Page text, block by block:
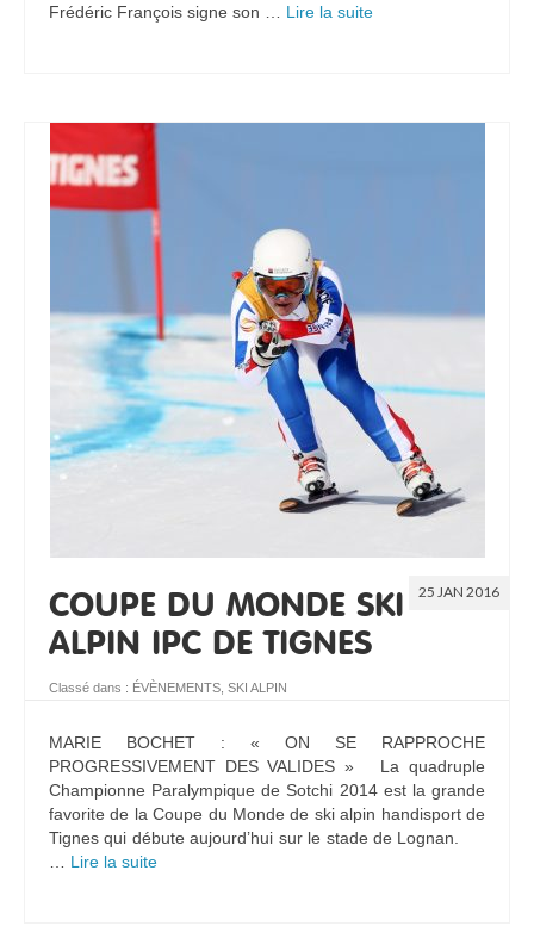
Frédéric François signe son … Lire la suite­­
25 JAN 2016
COUPE DU MONDE SKI
ALPIN IPC DE TIGNES
Classé dans : ÉVÈNEMENTS, SKI ALPIN
MARIE BOCHET : « ON SE RAPPROCHE
PROGRESSIVEMENT DES VALIDES » La quadruple
Championne Paralympique de Sotchi 2014 est la grande
favorite de la Coupe du Monde de ski alpin handisport de
Tignes qui débute aujourd’hui sur le stade de Lognan.
… Lire la suite­­